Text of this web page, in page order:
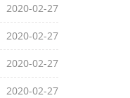
2020-02-27
2020-02-27
2020-02-27
2020-02-27